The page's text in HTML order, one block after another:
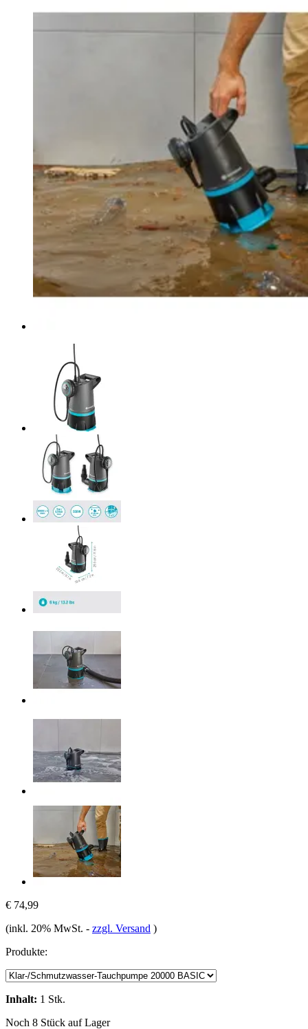
€ 74,99
(inkl. 20% MwSt. - zzgl. Versand )
Produkte:
Inhalt: 1 Stk.
Noch 8 Stück auf Lager